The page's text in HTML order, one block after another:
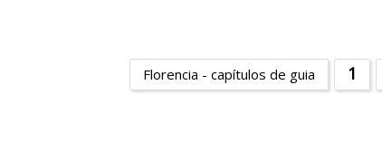
Florencia - capítulos de guia 1